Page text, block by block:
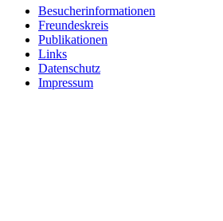
Besucherinformationen
Freundeskreis
Publikationen
Links
Datenschutz
Impressum